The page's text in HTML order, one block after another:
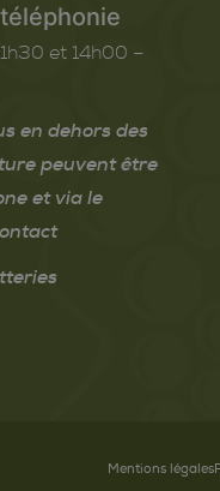
et 14h00 –
en dehors des
peuvent être
et via le
Mentions légales